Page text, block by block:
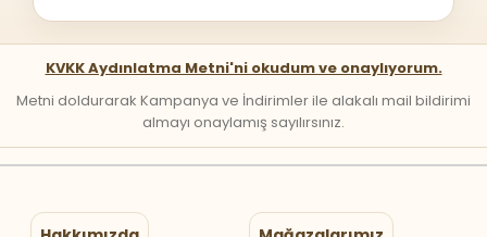
KVKK Aydınlatma Metni'ni okudum ve onaylıyorum.
Metni doldurarak Kampanya ve İndirimler ile alakalı mail bildirimi
almayı onaylamış sayılırsınız.